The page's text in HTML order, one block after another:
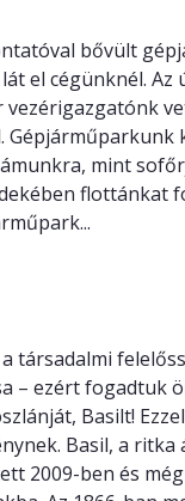
bővült
el cégünknél. Az
mint
flottánkat
társadalmi
– ezért fogadtuk
Basilt!
Basil, a ritka
2009-ben és